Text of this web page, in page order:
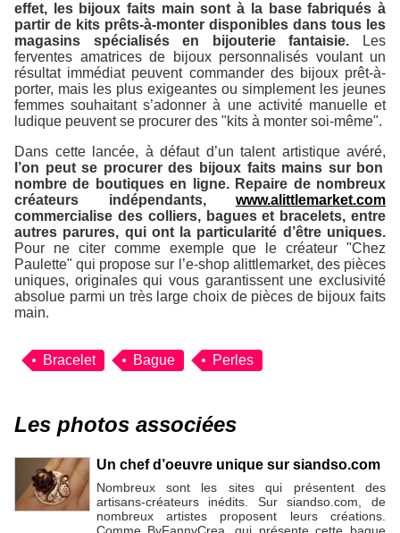
effet, les bijoux faits main sont à la base fabriqués à
partir de kits prêts-à-monter disponibles dans tous les
magasins spécialisés en bijouterie fantaisie. Les
ferventes amatrices de bijoux personnalisés voulant un
résultat immédiat peuvent commander des bijoux prêt-à-
porter, mais les plus exigeantes ou simplement les jeunes
femmes souhaitant s’adonner à une activité manuelle et
ludique peuvent se procurer des "kits à monter soi-même".
Dans cette lancée, à défaut d’un talent artistique avéré,
l’on peut se procurer des bijoux faits mains sur bon
nombre de boutiques en ligne. Repaire de nombreux
créateurs indépendants, www.alittlemarket.com
commercialise des colliers, bagues et bracelets, entre
autres parures, qui ont la particularité d’être uniques.
Pour ne citer comme exemple que le créateur "Chez
Paulette" qui propose sur l’e-shop alittlemarket, des pièces
uniques, originales qui vous garantissent une exclusivité
absolue parmi un très large choix de pièces de bijoux faits
main.
Bracelet Bague Perles
Les photos associées
Un chef d’oeuvre unique sur siandso.com
Nombreux sont les sites qui présentent des
artisans-créateurs inédits. Sur siandso.com, de
nombreux artistes proposent leurs créations.